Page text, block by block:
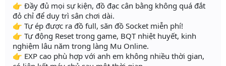
👉 Đầy đủ mọi sự kiện, đồ đạc cân bằng không quá đắt
đỏ chỉ để duy trì sân chơi dài.
👉 Tự ép được ra đồ full, săn đồ Socket miễn phí!
👉 Tự động Reset trong game, BQT nhiệt huyết, kinh
nghiệm lâu năm trong làng Mu Online.
👉 EXP cao phù hợp với anh em không nhiều thời gian,